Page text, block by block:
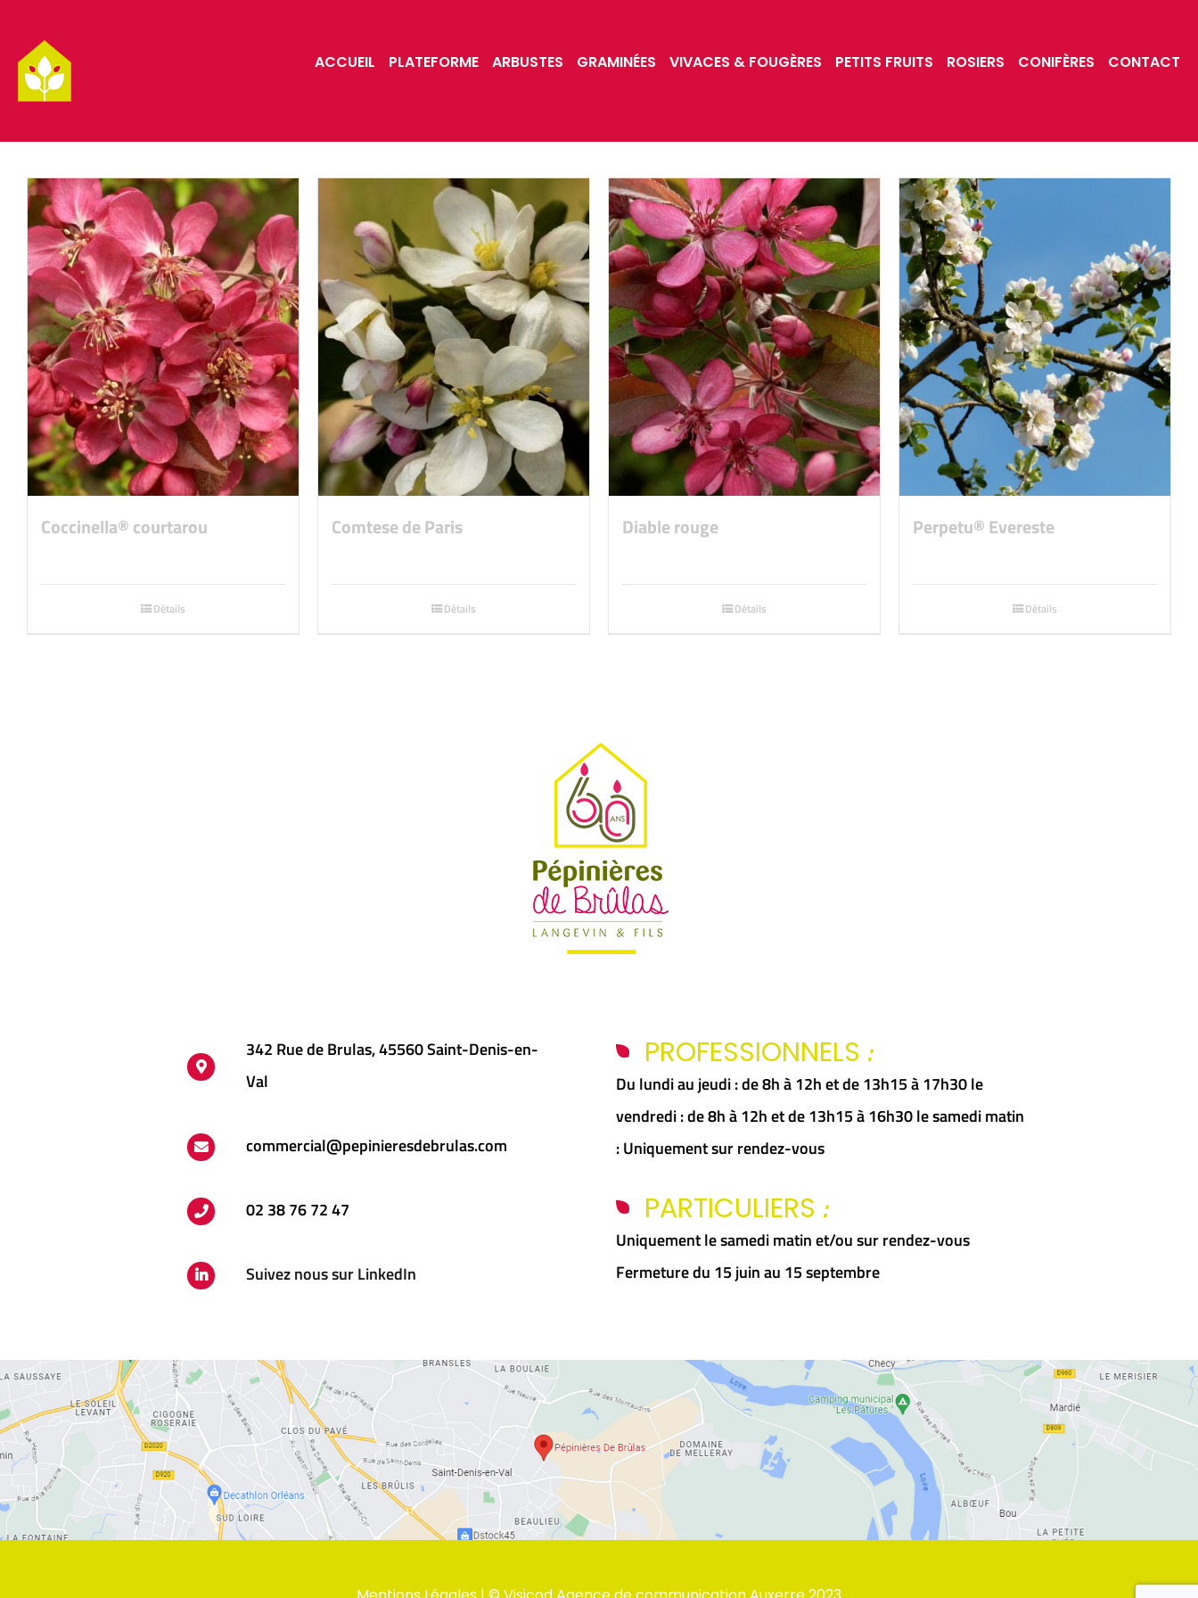
contenu
ACCUEIL PLATEFORME ARBUSTES GRAMINÉES VIVACES & FOUGÈRES PETITS FRUITS ROSIERS CONIFÈRES CONTACT
Coccinella® courtarou
Détails
Comtese de Paris
Détails
Diable rouge
Détails
Perpetu® Evereste
Détails
342 Rue de Brulas, 45560 Saint-Denis-en-
Val
commercial@pepinieresdebrulas.com
02 38 76 72 47
Suivez nous sur LinkedIn
PROFESSIONNELS:
Du lundi au jeudi : de 8h à 12h et de 13h15 à 17h30 le
vendredi : de 8h à 12h et de 13h15 à 16h30 le samedi matin
: Uniquement sur rendez-vous
PARTICULIERS:
Uniquement le samedi matin et/ou sur rendez-vous
Fermeture du 15 juin au 15 septembre